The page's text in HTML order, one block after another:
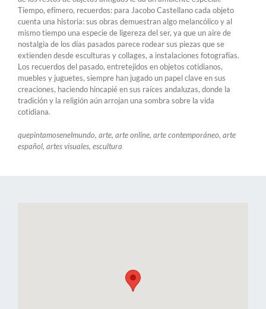
Tiempo, efímero, recuerdos: para Jacobo Castellano cada objeto
cuenta una historia: sus obras demuestran algo melancólico y al
mismo tiempo una especie de ligereza del ser, ya que un aire de
nostalgia de los días pasados ​​parece rodear sus piezas que se
extienden desde esculturas y collages, a instalaciones fotografías.
Los recuerdos del pasado, entretejidos en objetos cotidianos,
muebles y juguetes, siempre han jugado un papel clave en sus
creaciones, haciendo hincapié en sus raíces andaluzas, donde la
tradición y la religión aún arrojan una sombra sobre la vida
cotidiana.
quepintamosenelmundo, arte, arte online, arte contemporáneo, arte
español, artes visuales, escultura